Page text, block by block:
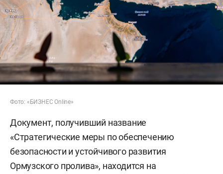
Фото: «БИЗНЕС Online»
Документ, получивший название
«Стратегические меры по обеспечению
безопасности и устойчивого развития
Ормузского пролива», находится на